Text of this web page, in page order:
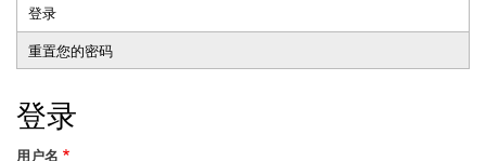
包
屑
主
标
登录
动
标
重置您的密码
登录
用户名